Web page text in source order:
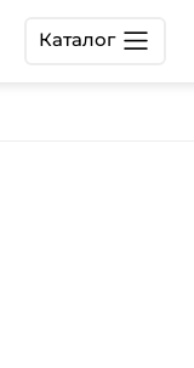
Каталог